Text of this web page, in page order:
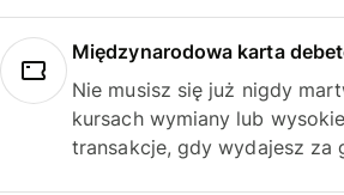
Międzynarodowa karta
Nie musisz się już nigdy
kursach wymiany lub
transakcje, gdy wydajesz za